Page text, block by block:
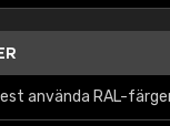
använda RAL-